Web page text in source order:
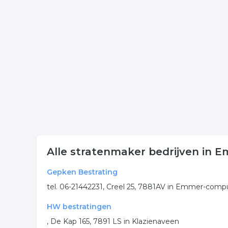
Alle stratenmaker bedrijven in
Gepken Bestrating
tel. 06-21442231, Creel 25, 7881AV in Emmer-
HW bestratingen
, De Kap 165, 7891 LS in Klazienaveen